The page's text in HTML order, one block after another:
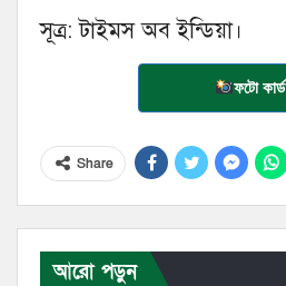
সূত্র: টাইমস অব ইন্ডিয়া।
ফটো কার্ড
Share
আরো পড়ুন